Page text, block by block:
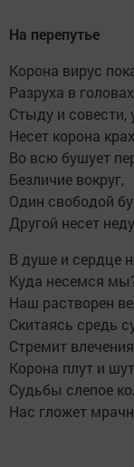
На перепутье
Корона вирус
Разруха в
Стыду и совести,
Несет корона
Во всю бушует
Безличие вокруг,
Один свободой
Другой несет
В душе и сердце
Куда несемся
Наш растворен
Скитаясь средь
Стремит
Корона плут и
Судьбы слепое
Нас гложет